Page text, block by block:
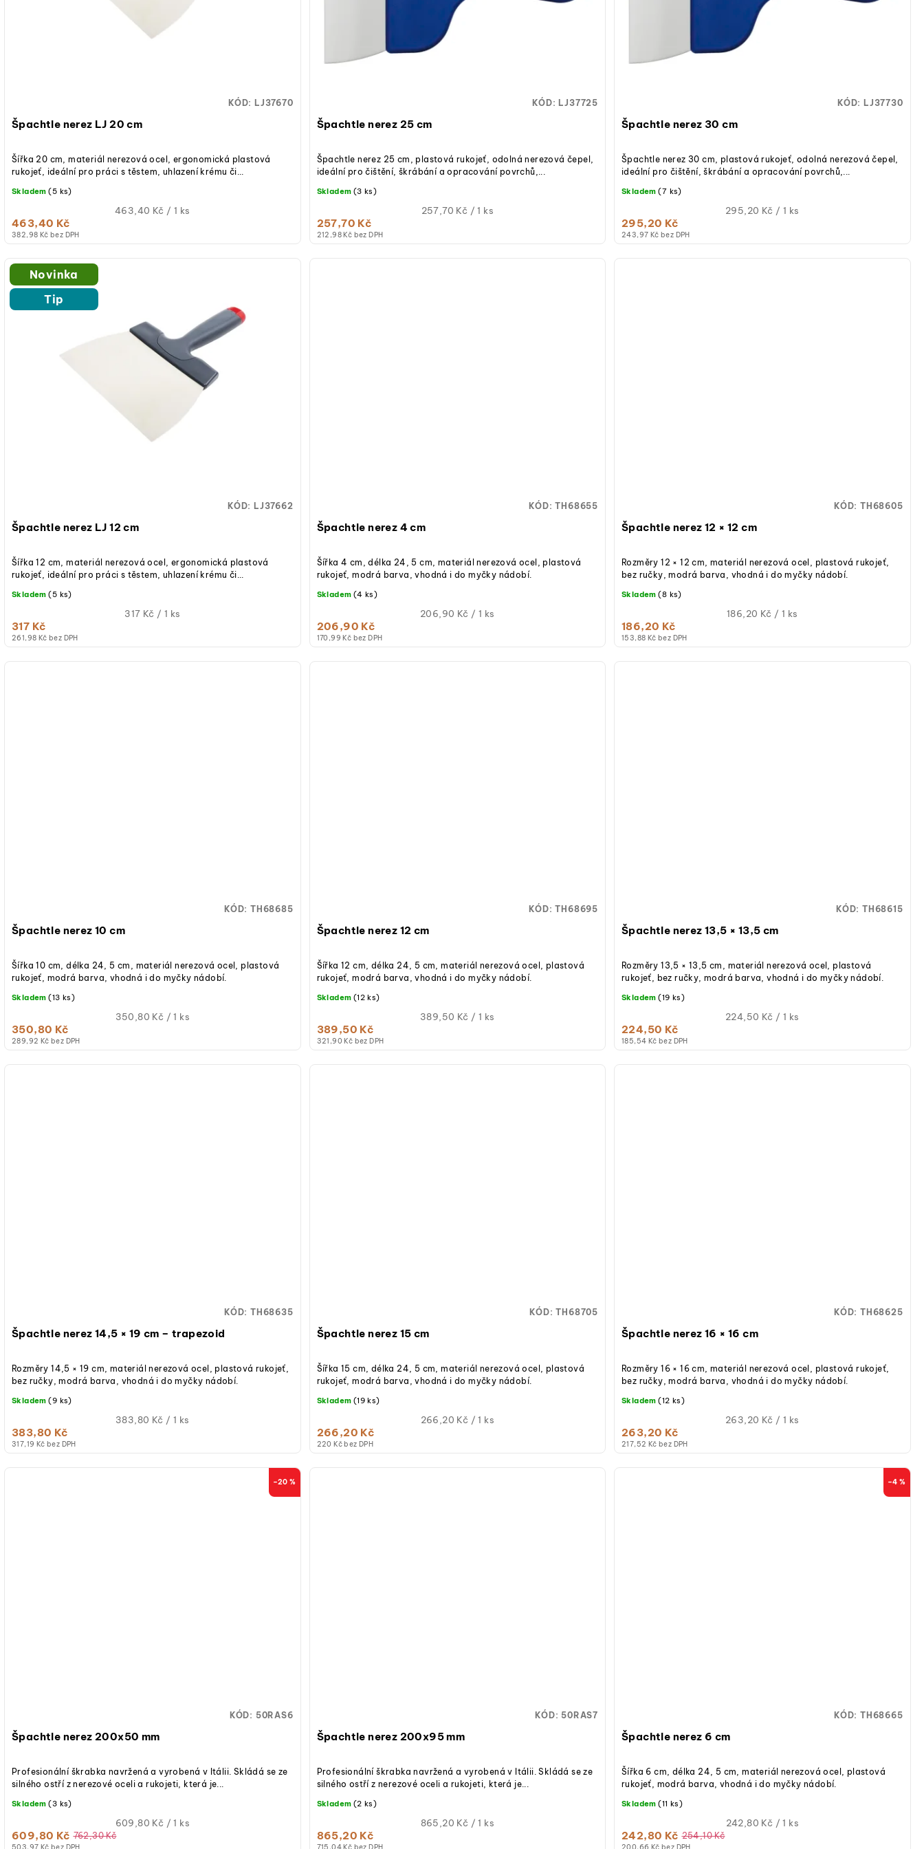
k
ů
Špachtle nerez LJ 20 cm
382,98 Kč bez DPH
463,40 Kč
Měrná
463,40 Kč / 1 ks
Skladem (5 ks)
Šířka 20 cm, materiál nerezová ocel, ergonomická plastová
rukojeť, ideální pro práci s těstem, uhlazení krému či...
KÓD: LJ37670
Špachtle nerez 25 cm
212,98 Kč bez DPH
257,70 Kč
Měrná
257,70 Kč / 1 ks
Skladem (3 ks)
Špachtle nerez 25 cm, plastová rukojeť, odolná nerezová čepel,
ideální pro čištění, škrábání a opracování povrchů,...
KÓD: LJ37725
Špachtle nerez 30 cm
243,97 Kč bez DPH
295,20 Kč
Měrná
295,20 Kč / 1 ks
Skladem (7 ks)
Špachtle nerez 30 cm, plastová rukojeť, odolná nerezová čepel,
ideální pro čištění, škrábání a opracování povrchů,...
KÓD: LJ37730
Novinka
Tip
Špachtle nerez LJ 12 cm
261,98 Kč bez DPH
317 Kč
Měrná
317 Kč / 1 ks
Skladem (5 ks)
Šířka 12 cm, materiál nerezová ocel, ergonomická plastová
rukojeť, ideální pro práci s těstem, uhlazení krému či...
KÓD: LJ37662
Špachtle nerez 4 cm
170,99 Kč bez DPH
206,90 Kč
Měrná
206,90 Kč / 1 ks
Skladem (4 ks)
Šířka 4 cm, délka 24, 5 cm, materiál nerezová ocel, plastová
rukojeť, modrá barva, vhodná i do myčky nádobí.
KÓD:TH68655
Špachtle nerez 12 × 12 cm
153,88 Kč bez DPH
186,20 Kč
Měrná
186,20 Kč / 1 ks
Skladem (8 ks)
Rozměry 12 × 12 cm, materiál nerezová ocel, plastová rukojeť,
bez ručky, modrá barva, vhodná i do myčky nádobí.
KÓD: TH68605
Špachtle nerez 10 cm
289,92 Kč bez DPH
350,80 Kč
Měrná
350,80 Kč / 1 ks
Skladem (13 ks)
Šířka 10 cm, délka 24, 5 cm, materiál nerezová ocel, plastová
rukojeť, modrá barva, vhodná i do myčky nádobí.
KÓD: TH68685
Špachtle nerez 12 cm
321,90 Kč bez DPH
389,50 Kč
Měrná
389,50 Kč / 1 ks
Skladem (12 ks)
Šířka 12 cm, délka 24, 5 cm, materiál nerezová ocel, plastová
rukojeť, modrá barva, vhodná i do myčky nádobí.
KÓD:TH68695
Špachtle nerez 13,5 × 13,5 cm
185,54 Kč bez DPH
224,50 Kč
Měrná
224,50 Kč / 1 ks
Skladem (19 ks)
Rozměry 13,5 × 13,5 cm, materiál nerezová ocel, plastová
rukojeť, bez ručky, modrá barva, vhodná i do myčky nádobí.
KÓD: TH68615
Špachtle nerez 14,5 × 19 cm – trapezoid
317,19 Kč bez DPH
383,80 Kč
Měrná
383,80 Kč / 1 ks
Skladem (9 ks)
Rozměry 14,5 × 19 cm, materiál nerezová ocel, plastová rukojeť,
bez ručky, modrá barva, vhodná i do myčky nádobí.
KÓD: TH68635
Špachtle nerez 15 cm
220 Kč bez DPH
266,20 Kč
Měrná
266,20 Kč / 1 ks
Skladem (19 ks)
Šířka 15 cm, délka 24, 5 cm, materiál nerezová ocel, plastová
rukojeť, modrá barva, vhodná i do myčky nádobí.
KÓD:TH68705
Špachtle nerez 16 × 16 cm
217,52 Kč bez DPH
263,20 Kč
Měrná
263,20 Kč / 1 ks
Skladem (12 ks)
Rozměry 16 × 16 cm, materiál nerezová ocel, plastová rukojeť,
bez ručky, modrá barva, vhodná i do myčky nádobí.
KÓD: TH68625
–20 %
Špachtle nerez 200x50 mm
503,97 Kč bez DPH
609,80 Kč 762,30 Kč
Měrná
cena:
609,80 Kč / 1 ks
Skladem (3 ks)
Profesionální škrabka navržená a vyrobená v Itálii. Skládá se ze
silného ostří z nerezové oceli a rukojeti, která je...
KÓD: 50RAS6
Špachtle nerez 200x95 mm
715,04 Kč bez DPH
865,20 Kč
Měrná
865,20 Kč / 1 ks
Skladem (2 ks)
Profesionální škrabka navržená a vyrobená v Itálii. Skládá se ze
silného ostří z nerezové oceli a rukojeti, která je...
KÓD: 50RAS7
–4 %
Špachtle nerez 6 cm
200,66 Kč bez DPH
242,80 Kč 254,10 Kč
Měrná
cena:
242,80 Kč / 1 ks
Skladem (11 ks)
Šířka 6 cm, délka 24, 5 cm, materiál nerezová ocel, plastová
rukojeť, modrá barva, vhodná i do myčky nádobí.
KÓD: TH68665